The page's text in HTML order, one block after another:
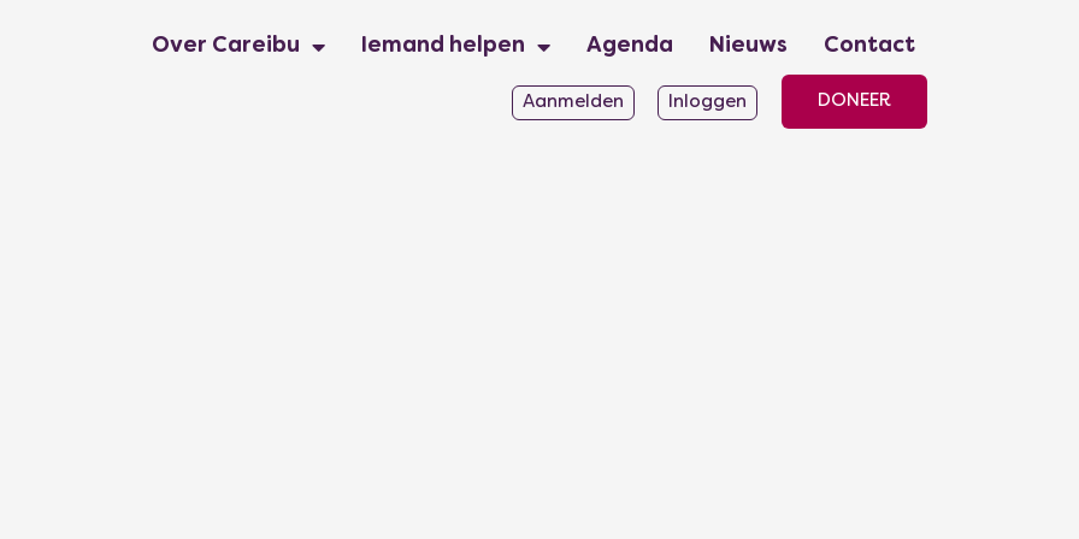
Over Careibu Iemand helpen Agenda Nieuws Contact
Aanmelden Inloggen DONEER